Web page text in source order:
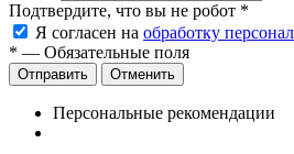
Подтвердите, что вы не робот *
Я согласен на обработку
* — Обязательные поля
Отменить
Персональные рекомендации